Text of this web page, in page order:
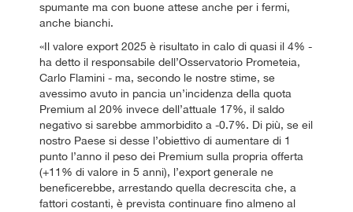
spumante ma con buone attese anche per i fermi,
anche bianchi.
«Il valore export 2025 è risultato in calo di quasi il 4% -
ha detto il responsabile dell’Osservatorio Prometeia,
Carlo Flamini - ma, secondo le nostre stime, se
avessimo avuto in pancia un’incidenza della quota
Premium al 20% invece dell’attuale 17%, il saldo
negativo si sarebbe ammorbidito a -0.7%. Di più, se eil
nostro Paese si desse l’obiettivo di aumentare di 1
punto l’anno il peso dei Premium sulla propria offerta
(+11% di valore in 5 anni), l’export generale ne
beneficerebbe, arrestando quella decrescita che, a
fattori costanti, è prevista continuare fino almeno al